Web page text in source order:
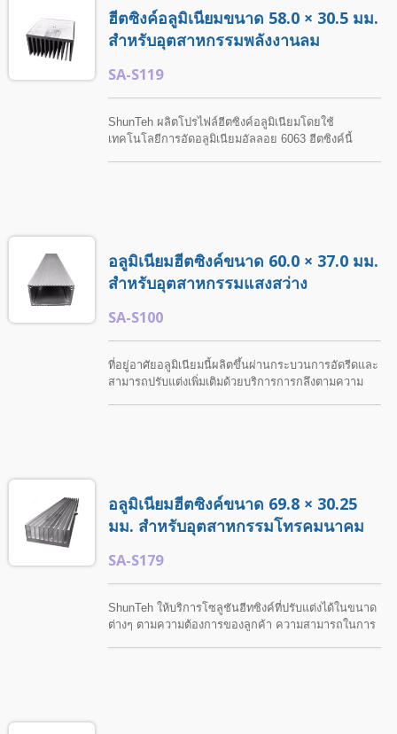
ฮีตซิงค์อลูมิเนียมขนาด 58.0 × 30.5 มม.
สำหรับอุตสาหกรรมพลังงานลม
SA-S119
ShunTeh ผลิตโปรไฟล์ฮีตซิงค์อลูมิเนียมโดยใช้
เทคโนโลยีการอัดอลูมิเนียมอัลลอย 6063 ฮีตซิงค์นี้
อลูมิเนียมฮีตซิงค์ขนาด 60.0 × 37.0 มม.
สำหรับอุตสาหกรรมแสงสว่าง
SA-S100
ที่อยู่อาศัยอลูมิเนียมนี้ผลิตขึ้นผ่านกระบวนการอัดรีดและ
สามารถปรับแต่งเพิ่มเติมด้วยบริการการกลึงตามความ
อลูมิเนียมฮีตซิงค์ขนาด 69.8 × 30.25
มม. สำหรับอุตสาหกรรมโทรคมนาคม
SA-S179
ShunTeh ให้บริการโซลูชันฮีทซิงค์ที่ปรับแต่งได้ในขนาด
ต่างๆ ตามความต้องการของลูกค้า ความสามารถในการ